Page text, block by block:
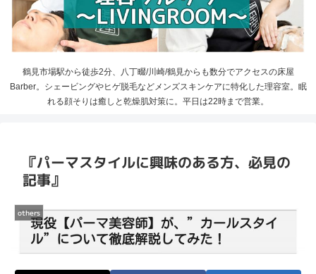
鶴見市場駅から徒歩2分、八丁畷/川崎/鶴見からも数分でアクセスの床屋
Barber。シェービングやヒゲ脱毛などメンズスキンケアに特化した理容室。眠
れる顔そりは癒しと乾燥肌対策に。平日は22時まで営業。
『パーマスタイルに興味のある方、必見の
記事』
others